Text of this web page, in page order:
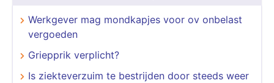
Werkgever mag mondkapjes voor ov onbelast
vergoeden
Griepprik verplicht?
Is ziekteverzuim te bestrijden door steeds weer